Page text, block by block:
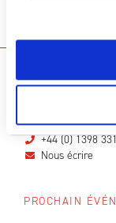
NOUS
Scotts Business
+44 (0) 1398
Nous écrire
PROCHAIN